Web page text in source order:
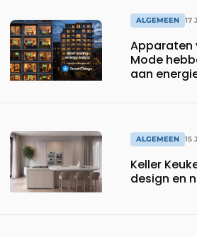
ALGEMEEN 17
Apparaten
Mode
aan
ALGEMEEN 15
Keller
design en